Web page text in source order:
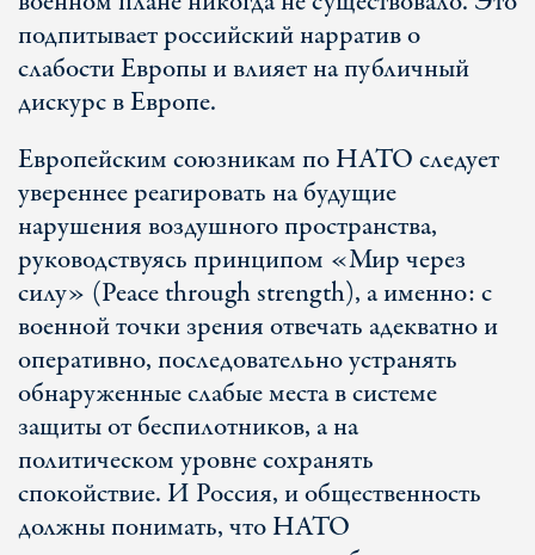
подпитывает российский нарратив о
слабости Европы и влияет на публичный
дискурс в Европе.
Европейским союзникам по НАТО следует
увереннее реагировать на будущие
нарушения воздушного пространства,
руководствуясь принципом «Мир через
силу» (Peace through strength), а именно: с
военной точки зрения отвечать адекватно и
оперативно, последовательно устранять
обнаруженные слабые места в системе
защиты от беспилотников, а на
политическом уровне сохранять
спокойствие. И Россия, и общественность
должны понимать, что НАТО